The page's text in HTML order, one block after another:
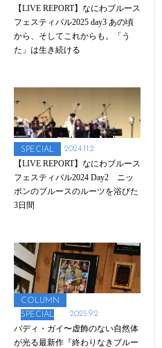
【LIVE REPORT】なにわブルース
フェスティバル2025 day3 あの頃
から、そしてこれからも。「う
た」は生き続ける
SPECIAL 2024.11.2
【LIVE REPORT】なにわブルース
フェスティバル2024 Day2 ニッ
ポンのブルースのルーツを浴びた
3日間
COLUMN
SPECIAL
2025.9.2
バディ・ガイ〜虚飾のない自然体
が光る最新作『終わりなきブルー